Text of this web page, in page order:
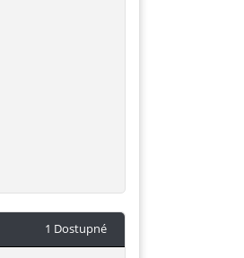
1 Dostupné